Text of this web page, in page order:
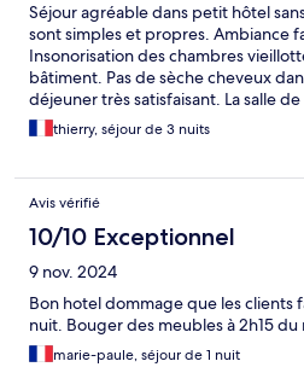
Séjour agréable dans petit hôtel
sont simples et propres. Ambiance
Insonorisation des chambres
bâtiment. Pas de sèche cheveux
déjeuner très satisfaisant. La salle
plus propre. Très bon rapport
thierry, séjour de 3 nuits
Avis vérifié
10/10 Exceptionnel
9 nov. 2024
Bon hotel dommage que les clients
nuit. Bouger des meubles à 2h15
marie-paule, séjour de 1 nuit